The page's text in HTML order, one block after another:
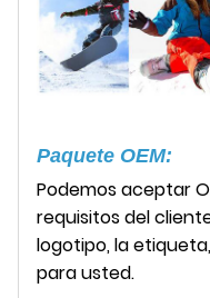
Paquete OEM:
Podemos aceptar
requisitos del
logotipo, la
para usted.